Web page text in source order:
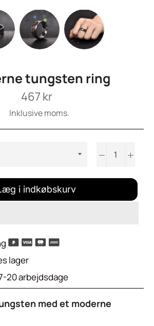
tungsten ring
Normalpris
467 kr
Inklusive moms.
− +
i indkøbskurv
lager
20 arbejdsdage
med et moderne